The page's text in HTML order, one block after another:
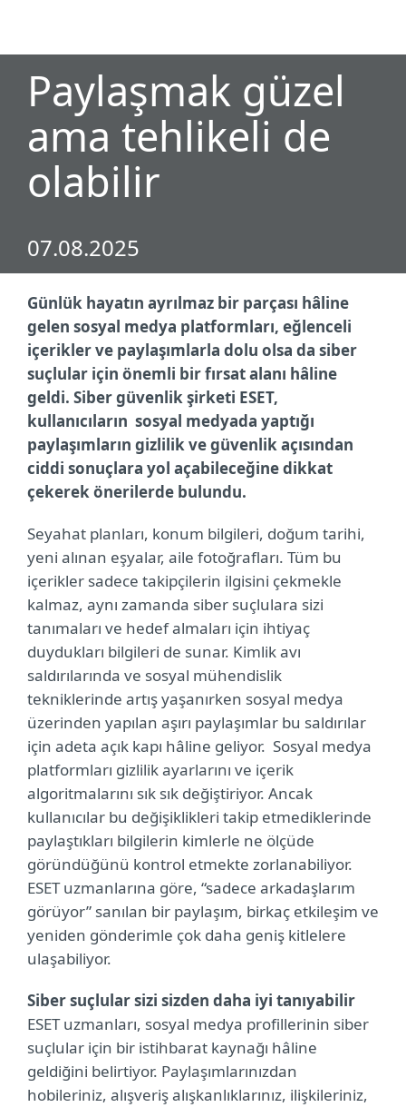
Paylaşmak güzel
ama tehlikeli de
olabilir
07.08.2025
Günlük hayatın ayrılmaz bir parçası hâline
gelen sosyal medya platformları, eğlenceli
içerikler ve paylaşımlarla dolu olsa da siber
suçlular için önemli bir fırsat alanı hâline
geldi. Siber güvenlik şirketi ESET,
kullanıcıların sosyal medyada yaptığı
paylaşımların gizlilik ve güvenlik açısından
ciddi sonuçlara yol açabileceğine dikkat
çekerek önerilerde bulundu.
Seyahat planları, konum bilgileri, doğum tarihi,
yeni alınan eşyalar, aile fotoğrafları. Tüm bu
içerikler sadece takipçilerin ilgisini çekmekle
kalmaz, aynı zamanda siber suçlulara sizi
tanımaları ve hedef almaları için ihtiyaç
duydukları bilgileri de sunar. Kimlik avı
saldırılarında ve sosyal mühendislik
tekniklerinde artış yaşanırken sosyal medya
üzerinden yapılan aşırı paylaşımlar bu saldırılar
için adeta açık kapı hâline geliyor. Sosyal medya
platformları gizlilik ayarlarını ve içerik
algoritmalarını sık sık değiştiriyor. Ancak
kullanıcılar bu değişiklikleri takip etmediklerinde
paylaştıkları bilgilerin kimlerle ne ölçüde
göründüğünü kontrol etmekte zorlanabiliyor.
ESET uzmanlarına göre, “sadece arkadaşlarım
görüyor” sanılan bir paylaşım, birkaç etkileşim ve
yeniden gönderimle çok daha geniş kitlelere
ulaşabiliyor.
Siber suçlular sizi sizden daha iyi tanıyabilir
ESET uzmanları, sosyal medya profillerinin siber
suçlular için bir istihbarat kaynağı hâline
geldiğini belirtiyor. Paylaşımlarınızdan
hobileriniz, alışveriş alışkanlıklarınız, ilişkileriniz,